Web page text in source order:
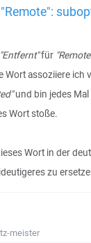
"Entfernt"für
Wort assoziiere ich
und bin jedes Mal
Wort stoße.
Wort in der
zu
meister